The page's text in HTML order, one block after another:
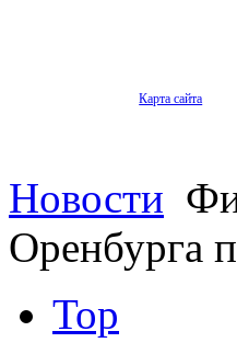
Карта сайта
Новости
Оренбурга
Top